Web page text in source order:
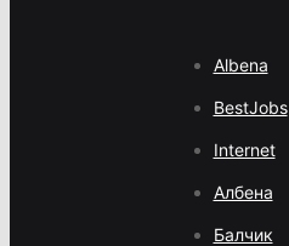
Albena
BestJobs
Internet
Албена
Балчик